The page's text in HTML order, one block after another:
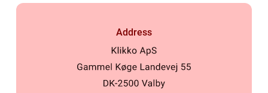
Address